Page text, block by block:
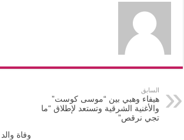
السابق
هيفاء وهبي بين “موسى كوست”
والأغنية الشرقية وتستعد لإطلاق “ما
تجي نرقص”
وفاة